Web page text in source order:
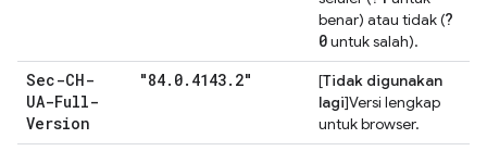
benar) atau tidak (?
0untuk salah).
Sec-CH-
UA-Full-
Version
"84. 0. 4143. 2" [Tidak digunakan
lagi]Versi lengkap
untuk browser.